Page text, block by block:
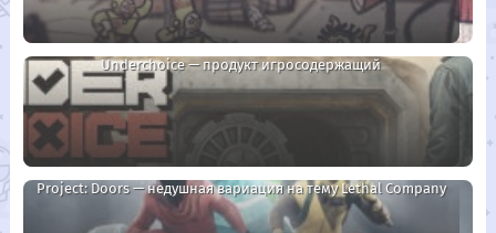
Underchoice — продукт игросодержащий
Project: Doors — недушная вариация на тему Lethal Company